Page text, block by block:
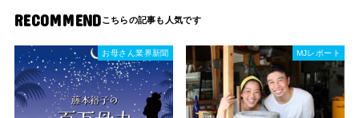
RECOMMEND
お母さん業界新聞 MJレポート